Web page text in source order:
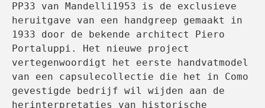
PP33 van Mandelli1953 is de exclusieve
heruitgave van een handgreep gemaakt in
1933 door de bekende architect Piero
Portaluppi. Het nieuwe project
vertegenwoordigt het eerste handvatmodel
van een capsulecollectie die het in Como
gevestigde bedrijf wil wijden aan de
herinterpretaties van historische